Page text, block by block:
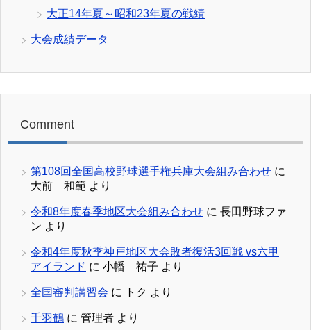
大正14年夏～昭和23年夏の戦績
大会成績データ
Comment
第108回全国高校野球選手権兵庫大会組み合わせ に
大前 和範 より
令和8年度春季地区大会組み合わせ に 長田野球ファ
ン より
令和4年度秋季神戸地区大会敗者復活3回戦 vs六甲
アイランド に 小幡 祐子 より
全国審判講習会 に トク より
千羽鶴 に 管理者 より